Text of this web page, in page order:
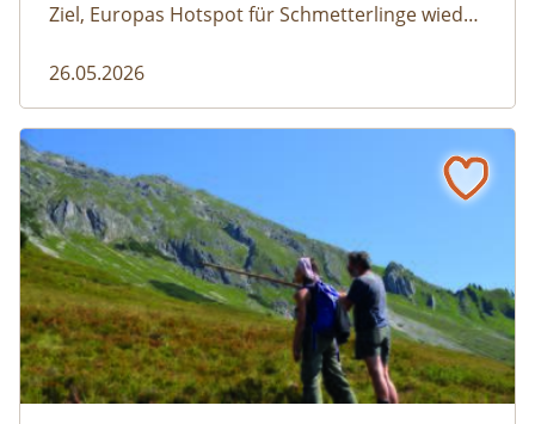
Ziel, Europas Hotspot für Schmetterlinge wieder
26.05.2026
„Alpflug“ als Vorbild für Almpflege